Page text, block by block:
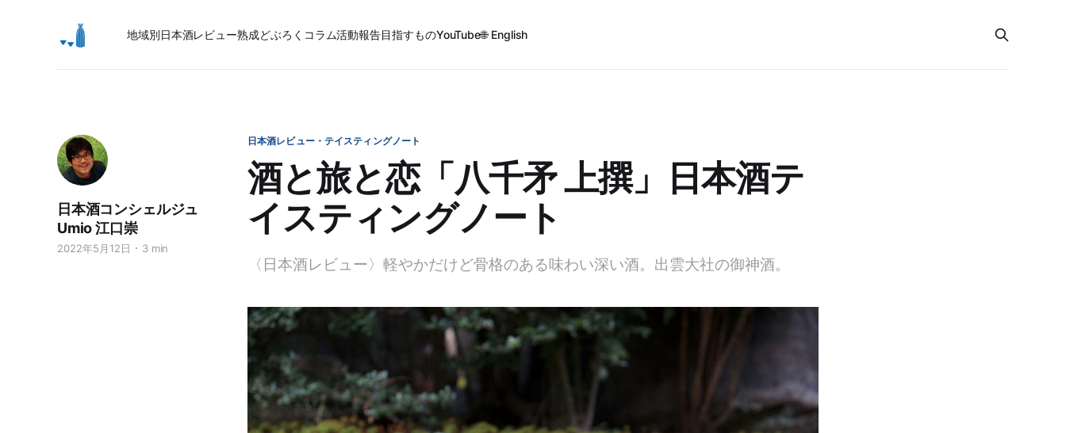
地域別日本酒レビュー熟成どぶろく コラム活動報告目指すものYouTube🌐 English
日本酒レビュー・テイスティングノート
酒と旅と恋「八千矛 上撰」日本酒テ
イスティングノート
日本酒コンシェルジュ
Umio 江口崇
2022年5月12日 3 min
〈日本酒レビュー〉軽やかだけど骨格のある味わい深い酒。出雲大社の御神酒。